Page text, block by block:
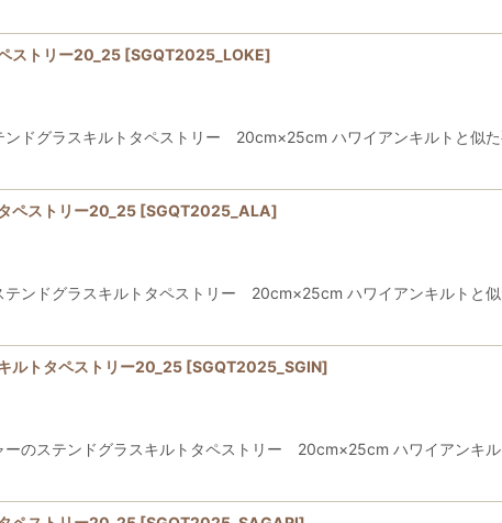
ストリー20_25 [SGQT2025_LOKE]
ドグラスキルトタペストリー 20cm×25cm ハワイアンキルトと似た
ペストリー20_25 [SGQT2025_ALA]
ンドグラスキルトタペストリー 20cm×25cm ハワイアンキルトと似
ルトタペストリー20_25 [SGQT2025_SGIN]
のステンドグラスキルトタペストリー 20cm×25cm ハワイアンキル